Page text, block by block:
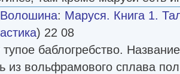
Волошина: Маруся. Книга 1.
) 22 08
баблогребство.
из вольфрамового сплава